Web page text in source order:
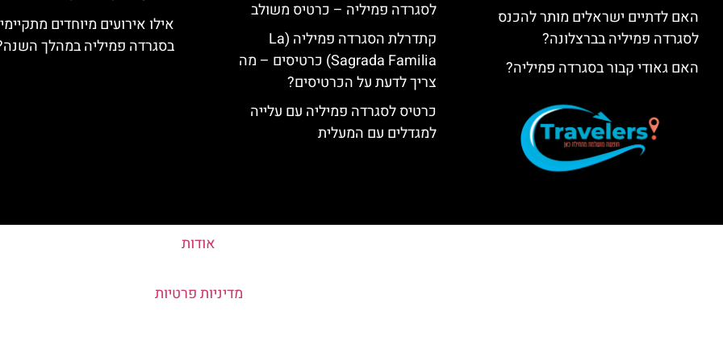
האם לדתיים ישראלים מותר להכנס
לסגרדה פמיליה בברצלונה?
האם גאודי קבור בסגרדה פמיליה?
לסגרדה פמיליה – כרטיס משולב
קתדרלת הסגרדה פמיליה (La
Sagrada Familia) כרטיסים – מה
צריך לדעת על הכרטיסים?
כרטיס לסגרדה פמיליה עם עלייה
למגדלים עם המעלית
אילו אירועים מיוחדים
בסגרדה פמיליה במהלך
אודות
מדיניות פרטיות